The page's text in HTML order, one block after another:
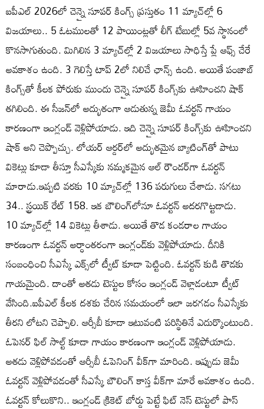
ఐపీఎల్ 2026లో చెన్నై సూపర్ కింగ్స్ ప్రస్తుతం 11 మ్యాచ్‌ల్లో 6
విజయాలు.. 5 ఓటములతో 12 పాయింట్లతో లీగ్ టేబుల్లో 5వ స్థానంలో
కొనసాగుతుంది. మిగిలిన 3 మ్యాచ్‌ల్లో 2 విజయాలు సాధిస్తే ప్లే ఆఫ్స్ చేరే
అవకాశం ఉంది. 3 గెలిస్తే టాప్ 2లో నిలిచే ఛాన్స్ ఉంది. అయితే పంజాబ్
కింగ్స్‌తో కీలక పోరుకు ముందు చెన్నై సూపర్ కింగ్స్‌కు ఊహించని షాక్
తగిలింది. ఈ సీజన్‌లో అద్భుతంగా ఆడుతున్న జెమీ ఓవర్టన్ గాయం
కారణంగా ఇంగ్లండ్ వెళ్లిపోయాడు. ఇది చెన్నై సూపర్ కింగ్స్‌కు ఊహించని
షాక్ అని చెప్పొచ్చు. లోయర్ ఆర్డర్‌లో అద్భుతమైన బ్యాటింగ్‌తో పాటు
వికెట్లు కూడా తీస్తూ సీఎస్కేకు నమ్మకమైన ఆల్ రౌండర్‌గా ఓవర్టన్
మారాడు.ఇప్పటి వరకు 10 మ్యాచ్‌ల్లో 136 పరుగులు చేశాడు. సగటు
34.. స్ట్రయిక్ రేట్ 158. ఇక బౌలింగ్‌లోనూ ఓవర్టన్ అదరగొట్టడాడు.
10 మ్యాచ్‌ల్లో 14 వికెట్లు తీశాడు. అయితే తొడ కండరాల గాయం
కారణంగా ఓవర్టన్ అర్ధాంతరంగా ఇంగ్లండ్‌కు వెళ్లిపోయాడు. దీనికి
సంబంధించి సీఎస్కే ఎక్స్‌లో ట్వీట్ కూడా పెట్టింది. ఓవర్టన్ కుడి తొడకు
గాయమైంది. దాంతో అతడు టెస్టుల కోసం ఇంగ్లండ్ వెళ్లాడంటూ ట్వీట్
వేసింది.ఐపీఎల్ కీలక దశకు చేరిన సమయంలో ఇలా జరగడం సీఎస్కేకు
తీరని లోటని చెప్పాలి. ఆర్సీబీ కూడా ఇటువంటి పరిస్థితినే ఎదుర్కొంటుంది.
ఓపెనర్ ఫిల్ సాల్ట్ కూడా గాయం కారణంగా ఇంగ్లండ్ వెళ్లిపోయాడు.
అతడు వెళ్లిపోవడంతో ఆర్సీబీ ఓపెనింగ్ వీక్‌గా మారింది. ఇప్పుడు జెమీ
ఓవర్టన్ వెళ్లిపోవడంతో సీఎస్కే బౌలింగ్ కాస్త వీక్‌గా మారే అవకాశం ఉంది.
ఓవర్టన్ కోలుకొని.. ఇంగ్లండ్ క్రికెట్ బోర్డు పెట్టే ఫిట్ నెస్ టెస్టులో పాస్